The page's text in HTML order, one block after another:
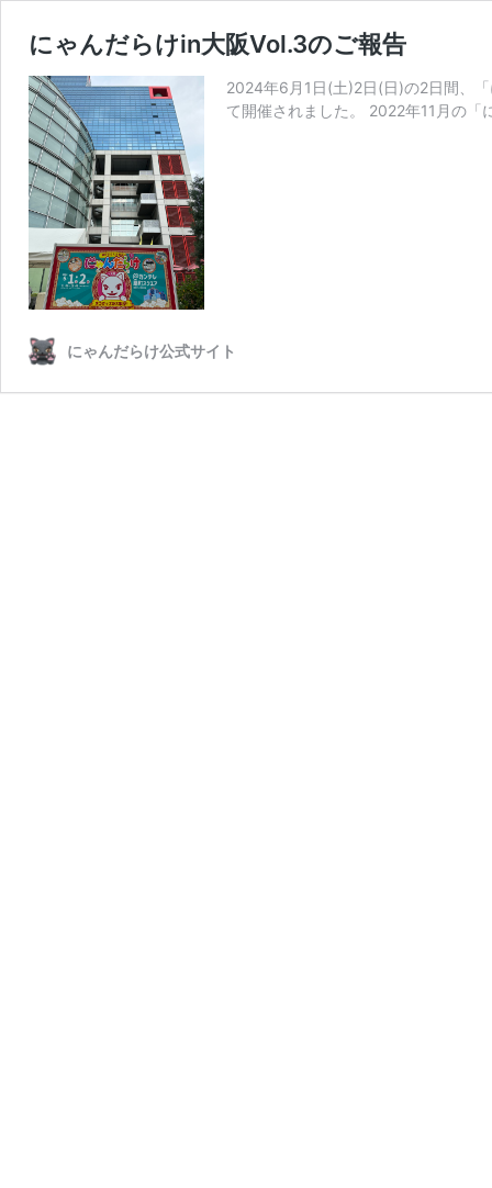
にゃんだらけin大阪Vol.3のご報告
2024年6月1日(土)2日(日)の2日間、
て開催されました。 2022年11月の
にゃんだらけ公式サイト